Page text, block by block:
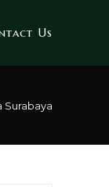
Us
Surabaya